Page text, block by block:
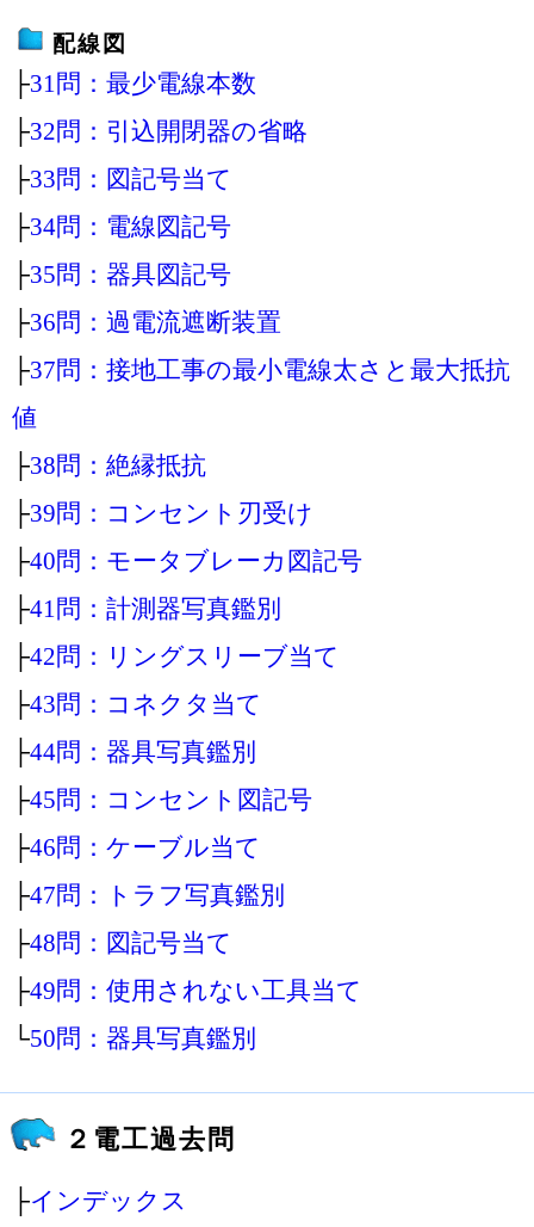
配線図
├31問：最少電線本数
├32問：引込開閉器の省略
├33問：図記号当て
├34問：電線図記号
├35問：器具図記号
├36問：過電流遮断装置
├37問：接地工事の最小電線太さと最大抵抗
値
├38問：絶縁抵抗
├39問：コンセント刃受け
├40問：モータブレーカ図記号
├41問：計測器写真鑑別
├42問：リングスリーブ当て
├43問：コネクタ当て
├44問：器具写真鑑別
├45問：コンセント図記号
├46問：ケーブル当て
├47問：トラフ写真鑑別
├48問：図記号当て
├49問：使用されない工具当て
└50問：器具写真鑑別
２電工過去問
├インデックス